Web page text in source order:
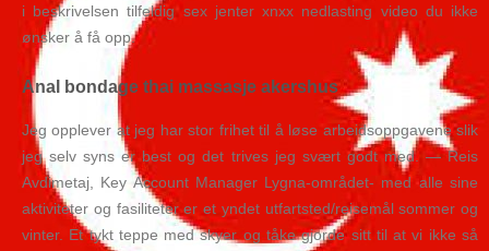
i beskrivelsen tilfeldig sex jenter xnxx nedlasting video du ikke
ønsker å få opp.
Anal bondage thai massasje akershus
Jeg opplever at jeg har stor frihet til å løse arbeidsoppgavene slik
jeg selv syns er best og det trives jeg svært godt med. — Reis
Avdimetaj, Key Account Manager Lygna-området- med alle sine
aktiviteter og fasiliteter er et yndet utfartsted/reisemål sommer og
vinter. Et tykt teppe med skyer og tåke gjorde sitt til at vi ikke så